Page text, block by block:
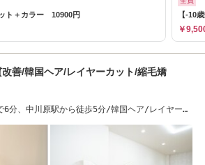
ト＋カラー 10900円 【-10
￥
善/韓国ヘア/レイヤーカット/縮毛矯
6分、中川原駅から徒歩5分/韓国ヘア/レイヤーカ